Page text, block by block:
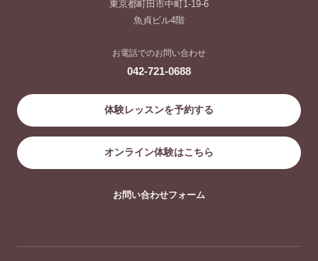
東京都町田市中町1-19-6
魚貞ビル4階
お電話でのお問い合わせ
042-721-0688
体験レッスンを予約する
オンライン体験はこちら
お問い合わせフォーム